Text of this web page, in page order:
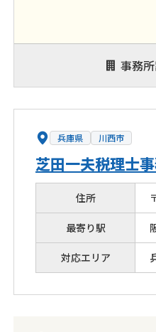
事務
兵庫県 川西市
芝田一夫税理士
住所
最寄り駅
対応エリア